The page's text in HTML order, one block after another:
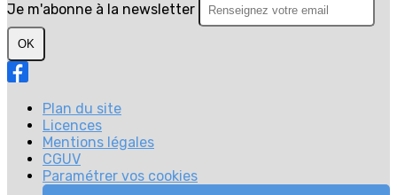
Je m'abonne à la newsletter
OK
Plan du site
Licences
Mentions légales
CGUV
Paramétrer vos cookies